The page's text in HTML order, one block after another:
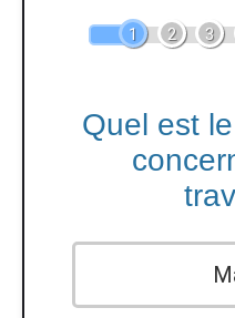
1 2 3
Quel est